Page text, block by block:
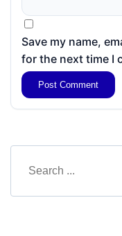
Save my name,
for the next time I